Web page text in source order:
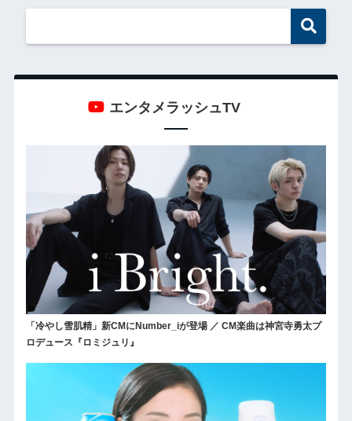
エンタメラッシュTV
「冷やし雪肌精」新CMにNumber_iが登場 ／ CM楽曲は神宮寺勇太プ
ロデュース『ロミジュリ』